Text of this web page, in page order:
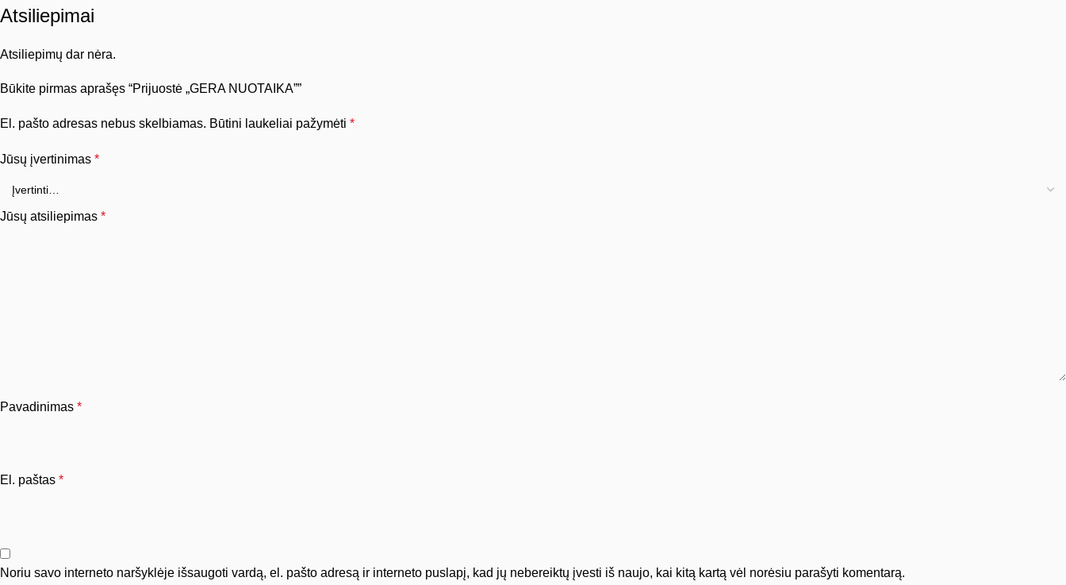
Atsiliepimai
Atsiliepimų dar nėra.
Būkite pirmas aprašęs “Prijuostė „GERA NUOTAIKA””
El. pašto adresas nebus skelbiamas. Būtini laukeliai pažymėti *
Jūsų įvertinimas *
Jūsų atsiliepimas *
Pavadinimas *
El. paštas *
Noriu savo interneto naršyklėje išsaugoti vardą, el. pašto adresą ir interneto puslapį, kad jų nebereiktų įvesti iš naujo, kai kitą kartą vėl norėsiu parašyti komentarą.